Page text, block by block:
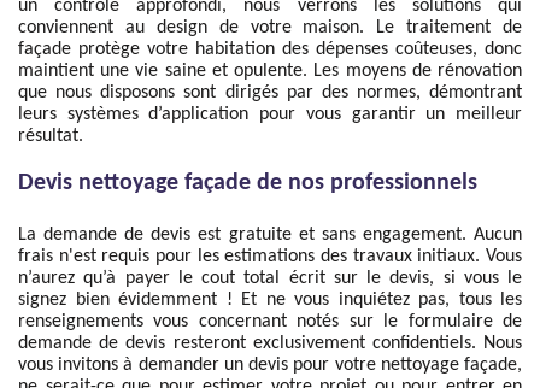
un contrôle approfondi, nous verrons les solutions qui
conviennent au design de votre maison. Le traitement de
façade protège votre habitation des dépenses coûteuses, donc
maintient une vie saine et opulente. Les moyens de rénovation
que nous disposons sont dirigés par des normes, démontrant
leurs systèmes d’application pour vous garantir un meilleur
résultat.
Devis nettoyage façade de nos professionnels
La demande de devis est gratuite et sans engagement. Aucun
frais n'est requis pour les estimations des travaux initiaux. Vous
n’aurez qu’à payer le cout total écrit sur le devis, si vous le
signez bien évidemment ! Et ne vous inquiétez pas, tous les
renseignements vous concernant notés sur le formulaire de
demande de devis resteront exclusivement confidentiels. Nous
vous invitons à demander un devis pour votre nettoyage façade,